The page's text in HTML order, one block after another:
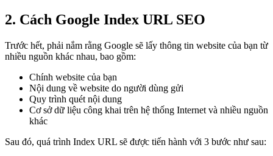
2. Cách Google Index URL SEO
Trước hết, phải nắm rằng Google sẽ lấy thông tin website của bạn từ
nhiều nguồn khác nhau, bao gồm:
Chính website của bạn
Nội dung về website do người dùng gửi
Quy trình quét nội dung
Cơ sở dữ liệu công khai trên hệ thống Internet và nhiều nguồn
khác
Sau đó, quá trình Index URL sẽ được tiến hành với 3 bước như sau: